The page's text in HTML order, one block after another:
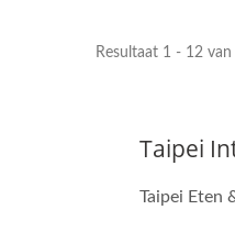
Resultaat 1 - 12
Taipei
Taipei Eten